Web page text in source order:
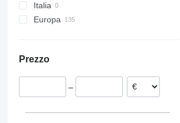
Unimog
Vito
Italia
Europa
Prezzo
–